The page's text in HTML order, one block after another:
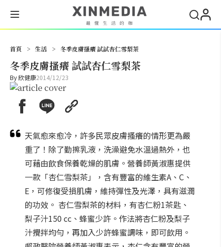
首頁 > 生活 > 冬季皮膚搔癢 試試杏仁雪梨茶
冬季皮膚搔癢 試試杏仁雪梨茶
By欣健康2014/12/23
天氣愈來愈冷，許多民眾皮膚搔癢的情形更為嚴
重了！除了勤擦乳液，洗澡避免水溫過熱外，也
可藉由飲食保養乾燥的肌膚。營養師黃淑惠提供
一款「杏仁雪梨茶」，含有豐富的維生素A、C、
E，可修復受損肌膚，維持彈性及光澤，具有滋潤
的功效。 杏仁雪梨茶的材料，有杏仁粉1茶匙、
梨子汁150 cc、蜂蜜少許。作法將杏仁粉及梨子
汁攪拌均勻，再加入少許蜂蜜調味，即可飲用。